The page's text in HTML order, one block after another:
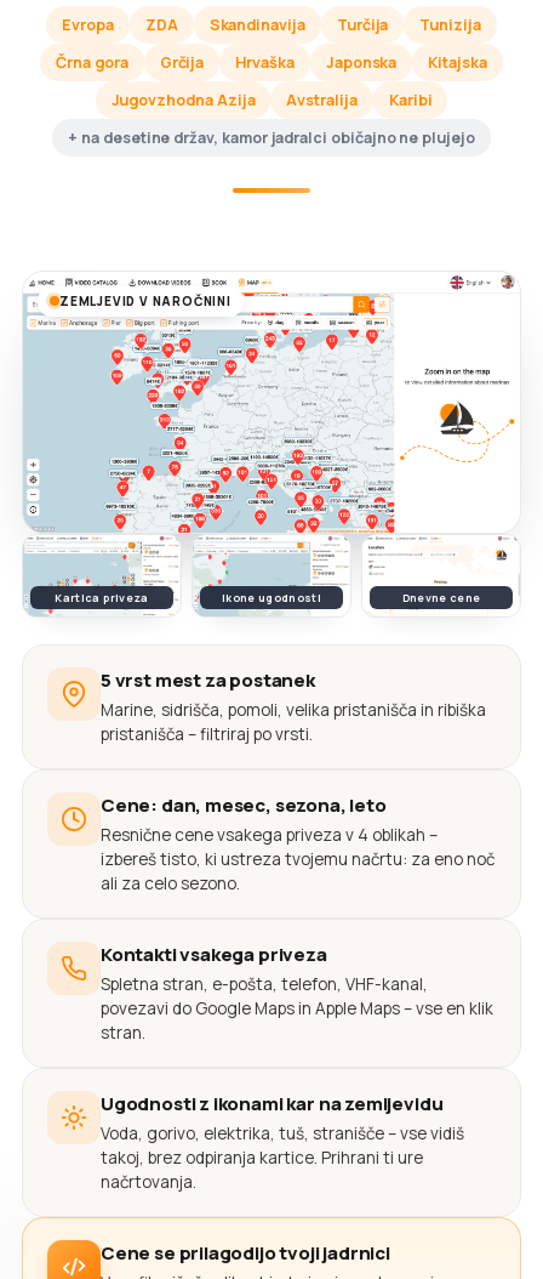
Evropa ZDA Skandinavija Turčija
Tunizija
Črna gora
Grčija Hrvaška Japonska
Kitajska
Jugovzhodna Azija
Avstralija
Karibi
+ na desetine držav, kamor jadralci običajno ne plujejo
ZEMLJEVID V NAROČNINI
Kartica priveza Ikone ugodnosti Dnevne cene
5 vrst mest za postanek
Marine, sidrišča, pomoli, velika pristanišča in ribiška
pristanišča – filtriraj po vrsti.
Cene: dan, mesec, sezona, leto
Resnične cene vsakega priveza v 4 oblikah –
izbereš tisto, ki ustreza tvojemu načrtu: za eno noč
ali za celo sezono.
Kontakti vsakega priveza
Spletna stran, e-pošta, telefon, VHF-kanal,
povezavi do Google Maps in Apple Maps – vse en klik
stran.
Ugodnosti z ikonami kar na zemljevidu
Voda, gorivo, elektrika, tuš, stranišče – vse vidiš
takoj, brez odpiranja kartice. Prihrani ti ure
načrtovanja.
Cene se prilagodijo tvoji jadrnici